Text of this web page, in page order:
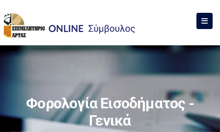
Φορολογία Εισοδήματος -
Γενικά